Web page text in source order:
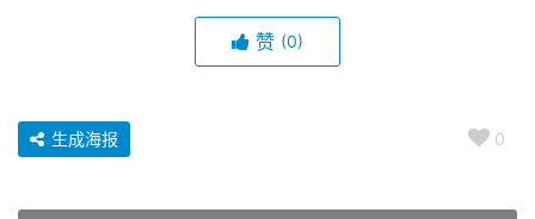
赞 (0)
0
生成海报